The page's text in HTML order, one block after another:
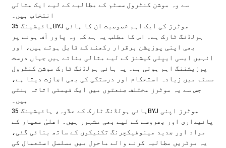
سے وہ موشن کنٹرول سسٹم کے مطالبے کے لیے ایک مثالی
انتخاب ہیں۔
ہائیشینگ 35BYJ موٹرز کی ایک اہم خصوصیت ان کا ہائی
ہولڈنگ ٹارک ہے۔ اس کا مطلب یہ ہے کہ وہ پاور آف ہونے پر
بھی اپنی پوزیشن برقرار رکھنے کے قابل ہوتے ہیں، اور
انہیں ایسی ایپلی کیشنز کے لیے مثالی بناتے ہیں جہاں درست
پوزیشننگ اہم ہوتی ہے۔ یہ ہائی ہولڈنگ ٹارک موشن کنٹرول
سسٹم میں زیادہ استحکام اور درستگی کی بھی اجازت دیتا ہے،
جس سے یہ موٹرز مختلف صنعتوں میں ایک قیمتی اثاثہ بنتی
ہیں۔
ہائی ہولڈنگ ٹارک کے علاوہ، ہائیشینگ 35BYJ موٹرز اپنی
پائیداری اور بھروسے کے لیے بھی مشہور ہیں۔ اعلیٰ معیار کے
مواد اور جدید مینوفیکچرنگ تکنیکوں کے ساتھ بنائی گئی،
یہ موٹریں مطالبہ کرنے والے ماحول میں مسلسل استعمال کی